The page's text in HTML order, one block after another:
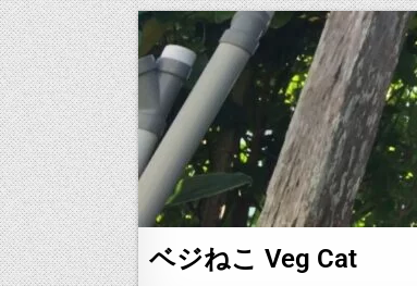
ベジねこ Veg Cat